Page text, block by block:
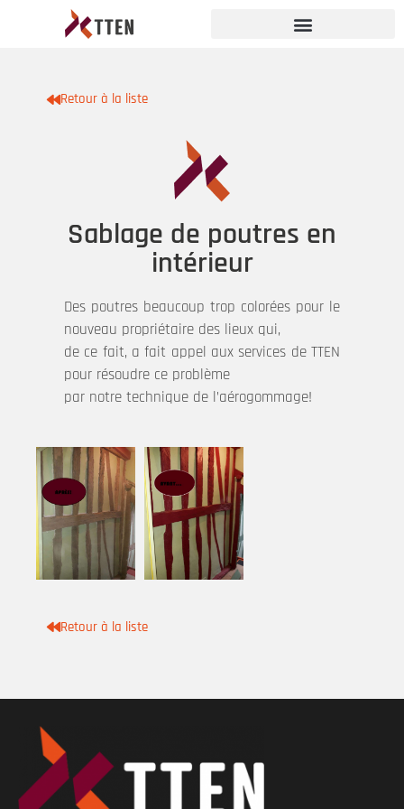
Retour à la liste
Sablage de poutres en
intérieur
Des poutres beaucoup trop colorées pour le
nouveau propriétaire des lieux qui,
de ce fait, a fait appel aux services de TTEN
pour résoudre ce problème
par notre technique de l’aérogommage!
Retour à la liste